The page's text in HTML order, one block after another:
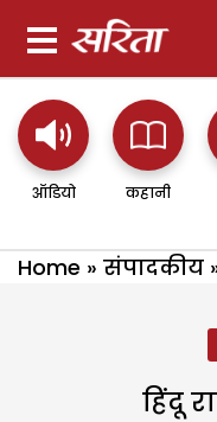
ऑडियो कहानी
Home » संपादकीय
हिंदू